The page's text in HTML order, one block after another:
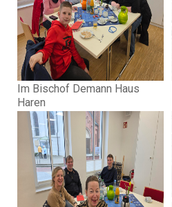
Im Bischof Demann Haus
Haren